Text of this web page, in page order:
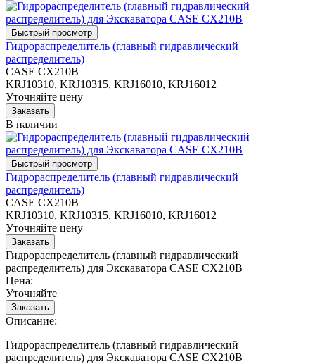
Гидрораспределитель (главный гидравлический
распределитель)
CASE CX210B
KRJ10310, KRJ10315, KRJ16010, KRJ16012
Уточняйте цену
В наличии
Гидрораспределитель (главный гидравлический
распределитель)
CASE CX210B
KRJ10310, KRJ10315, KRJ16010, KRJ16012
Уточняйте цену
Гидрораспределитель (главный гидравлический
распределитель) для Экскаватора CASE CX210B
Цена:
Уточняйте
Описание:
Гидрораспределитель (главный гидравлический
распределитель) для Экскаватора CASE CX210B